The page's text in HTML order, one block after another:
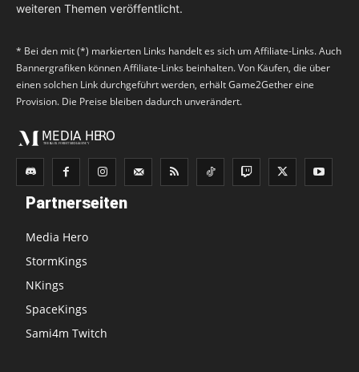
weiteren Themen veröffentlicht.
* Bei den mit (*) markierten Links handelt es sich um Affiliate-Links. Auch
Bannergrafiken können Affiliate-Links beinhalten. Von Käufen, die über
einen solchen Link durchgeführt werden, erhält Game2Gether eine
Provision. Die Preise bleiben dadurch unverändert.
Partnerseiten
Media Hero
StormKings
NKings
SpaceKings
Sami4m Twitch